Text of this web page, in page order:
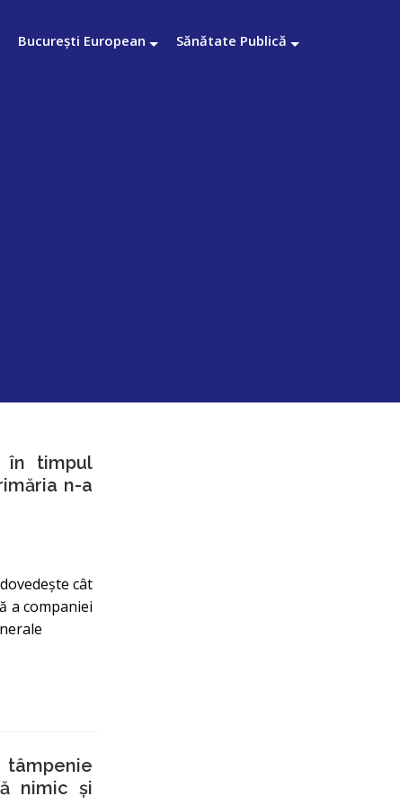
București European Sănătate Publică
în timpul
n-a
cât
a companiei
nimic şi